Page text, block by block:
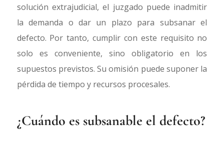
solución extrajudicial, el juzgado puede inadmitir
la demanda o dar un plazo para subsanar el
defecto. Por tanto, cumplir con este requisito no
solo es conveniente, sino obligatorio en los
supuestos previstos. Su omisión puede suponer la
pérdida de tiempo y recursos procesales.
¿Cuándo es subsanable el defecto?